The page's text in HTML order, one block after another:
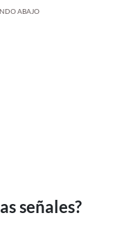
ABAJO
señales?